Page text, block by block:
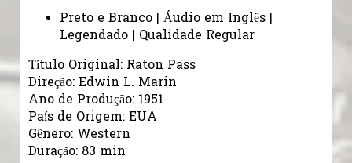
Preto e Branco | Áudio em Inglês |
Legendado | Qualidade Regular
Título Original: Raton Pass
Direção: Edwin L. Marin
Ano de Produção: 1951
País de Origem: EUA
Gênero: Western
Duração: 83 min